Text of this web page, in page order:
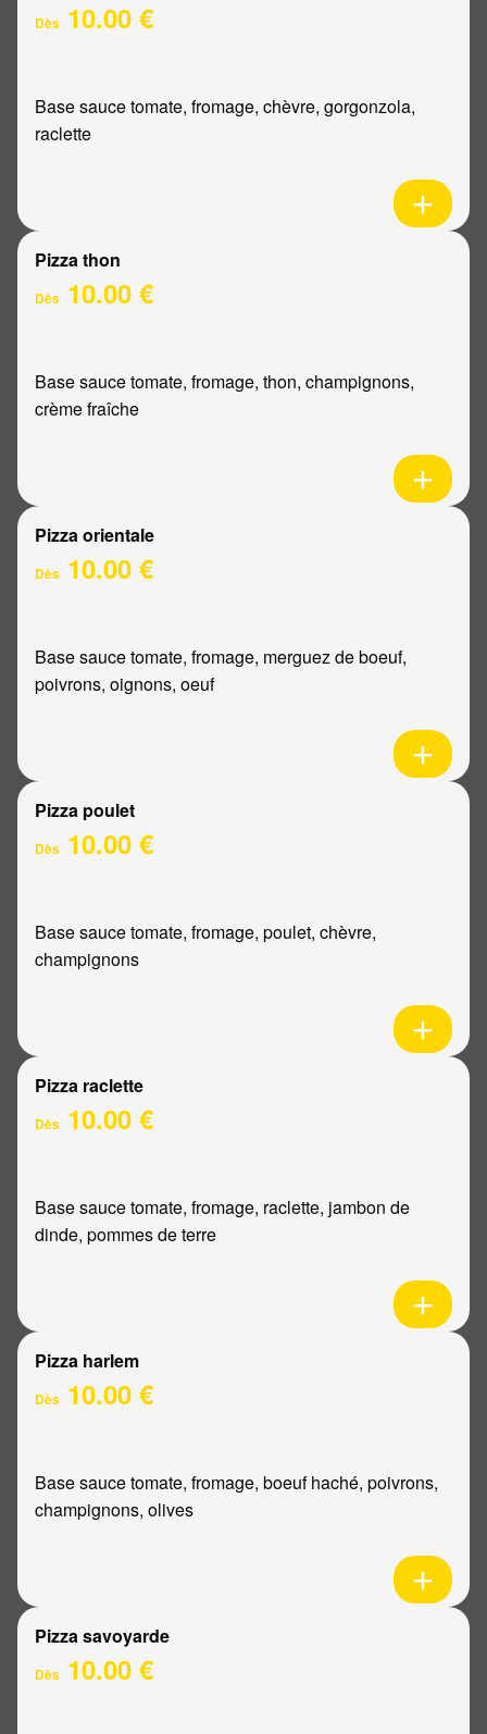
Dès 10.00 €
Base sauce tomate, fromage, chèvre, gorgonzola,
raclette
Pizza thon
Dès 10.00 €
Base sauce tomate, fromage, thon, champignons,
crème fraîche
Pizza orientale
Dès 10.00 €
Base sauce tomate, fromage, merguez de boeuf,
poivrons, oignons, oeuf
Pizza poulet
Dès 10.00 €
Base sauce tomate, fromage, poulet, chèvre,
champignons
Pizza raclette
Dès 10.00 €
Base sauce tomate, fromage, raclette, jambon de
dinde, pommes de terre
Pizza harlem
Dès 10.00 €
Base sauce tomate, fromage, boeuf haché, poivrons,
champignons, olives
Pizza savoyarde
Dès 10.00 €